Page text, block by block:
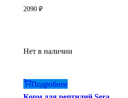
2090 ₽
Нет в наличии
Подробнее